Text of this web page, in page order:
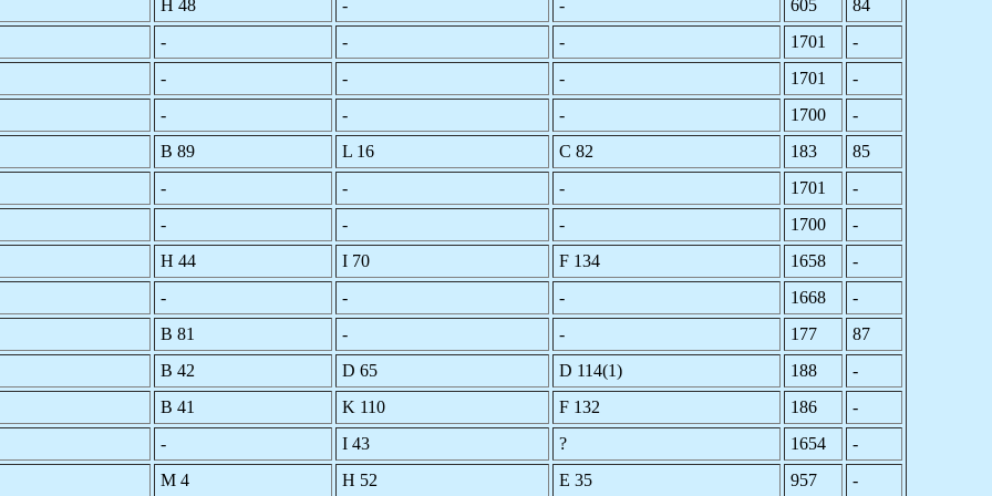
H 48 - - 605
84
-
- - 1701
-
-
- - 1701
-
-
- - 1700
-
B 89
L 16 C 82 183
85
-
- - 1701
-
-
- - 1700
-
H 44
I 70 F 134 1658
-
-
- - 1668
-
B 81
- - 177
87
B 42
D 65 D 114(1) 188
-
B 41
K 110 F 132 186
-
-
I 43 ? 1654
-
M 4
H 52 E 35 957 -